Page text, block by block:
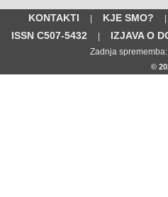
KONTAKTI | KJE SMO? |
ISSN C507-5432
| IZJAVA O
Zadnja
©